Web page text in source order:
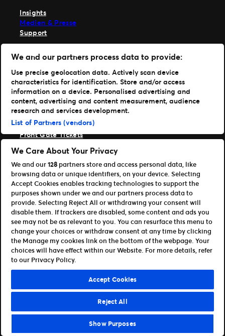
Insights
Medien & Presse
Support
TM1 anmelden
Hole dir unsere App
Ticketmaster
TM1 Reports
Portfolio
Ticketmaster
Front Gate Tickets
Universe
Verbessere
Partner
Platform Übersicht öffnen
Partner & Vertriebspartner
Entwickler (APIs und SDKs)
Allgemeinen Geschäftsbedingungen
DatenschutzerklärungCookie-Richtlinie
Meine Cookies und Anzeigeneinstellungen verwalten
Germany
We and our partners process data to provide:
Use precise geolocation data. Actively scan device
characteristics for identification. Store and/or access
information on a device. Personalised advertising and
content, advertising and content measurement, audience
research and services development.
List of Partners (vendors)
We Care About Your Privacy
We and our128 partners store and access personal data, like
browsing data or unique identifiers, on your device. Selecting
Accept Cookies enables tracking technologies to support the
purposes shown under we and our partners process data to
provide. Selecting Reject All or withdrawing your consent will
disable them. If trackers are disabled, some content and ads you
see may not be as relevant to you. You can resurface this menu to
change your choices or withdraw consent at any time by clicking
the Manage my cookies link on the bottom of the webpage. Your
choices will have effect within our Website. For more details, refer
to our Privacy Policy.
Accept Cookies
Reject All
Show Purposes